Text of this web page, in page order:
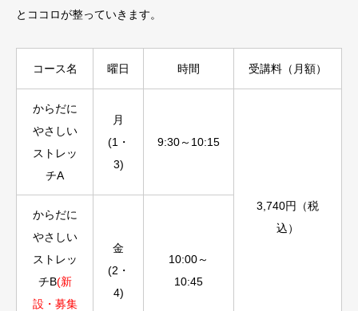
とココロが整っていきます。
コース名 曜日 時間 受講料（月額）
からだに
やさしい
ストレッ
チA
月
(1・
3)
9:30～10:15
3,740円（税
込）
からだに
やさしい
ストレッ
チB(新
設・募集
金
(2・
4)
10:00～
10:45